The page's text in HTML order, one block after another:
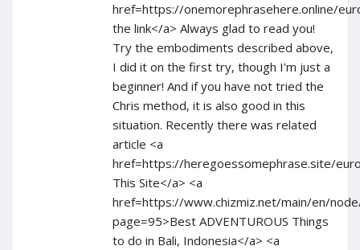
href=https://onemorephrasehere.online/
the link</a> Always glad to read you!
Try the embodiments described above,
I did it on the first try, though I'm just a
beginner! And if you have not tried the
Chris method, it is also good in this
situation. Recently there was related
article <a
href=https://heregoessomephrase.site/
This Site</a> <a
href=https://www.chizmiz.net/main/en/
page=95>Best ADVENTUROUS Things
to do in Bali, Indonesia</a> <a